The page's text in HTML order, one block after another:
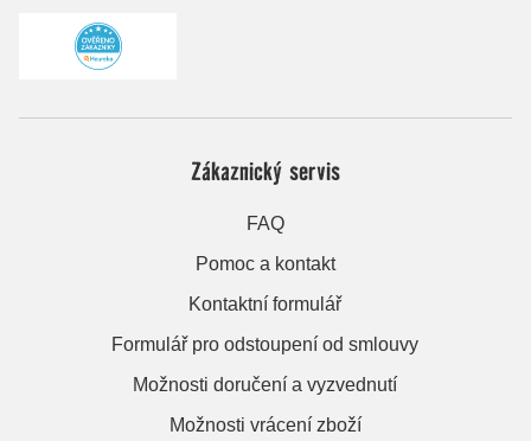
Zákaznický servis
FAQ
Pomoc a kontakt
Kontaktní formulář
Formulář pro odstoupení od smlouvy
Možnosti doručení a vyzvednutí
Možnosti vrácení zboží